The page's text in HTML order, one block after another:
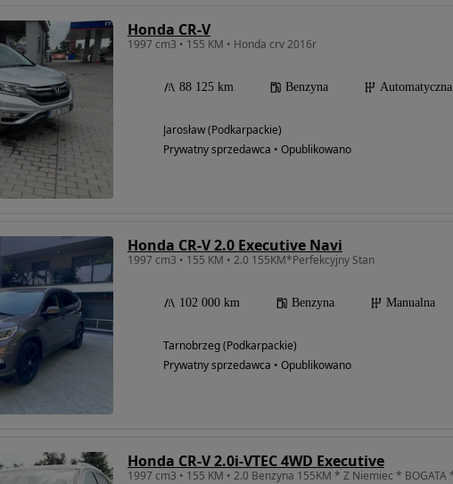
Honda CR-V
1997 cm3 • 155 KM • Honda crv 2016r
88 125 km Benzyna Automatyczna
Jarosław (Podkarpackie)
Prywatny sprzedawca • Opublikowano
Honda CR-V 2.0 Executive Navi
1997 cm3 • 155 KM • 2.0 155KM*Perfekcyjny Stan
102 000 km Benzyna Manualna
Tarnobrzeg (Podkarpackie)
Prywatny sprzedawca • Opublikowano
Honda CR-V 2.0i-VTEC 4WD Executive